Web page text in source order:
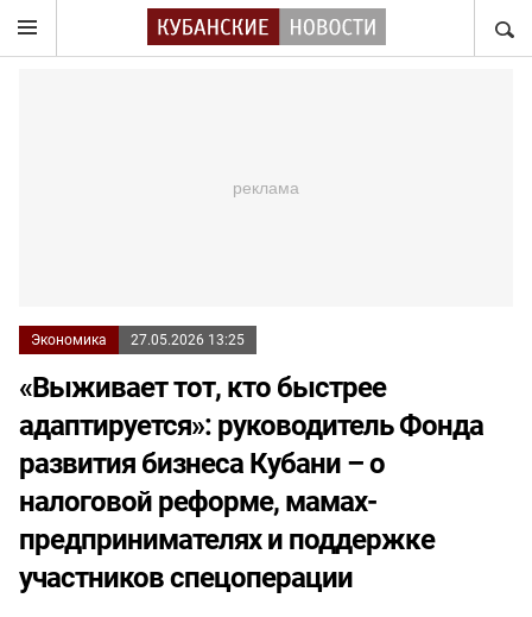
Экономика 27.05.2026 13:25
«Выживает тот, кто быстрее
адаптируется»: руководитель Фонда
развития бизнеса Кубани – о
налоговой реформе, мамах-
предпринимателях и поддержке
участников спецоперации